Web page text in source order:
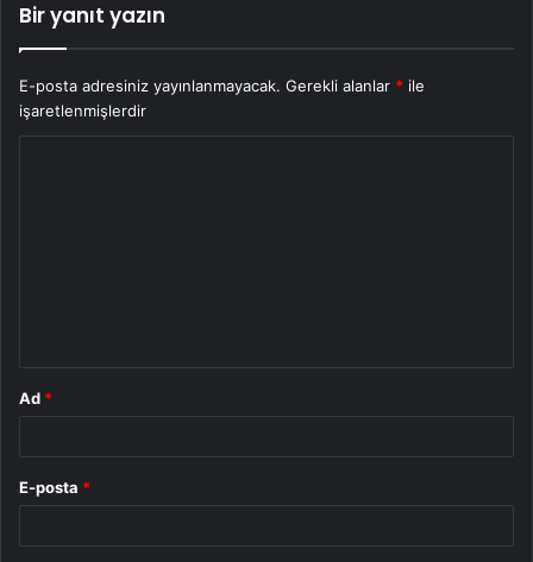
Bir yanıt yazın
E-posta adresiniz yayınlanmayacak. Gerekli alanlar * ile
işaretlenmişlerdir
Ad *
E-posta *